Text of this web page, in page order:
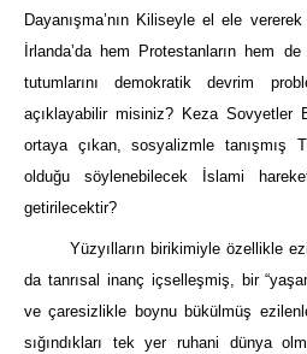
Dayanışma’nın Kiliseyle el ele
İrlanda’da hem Protestanların hem
tutumlarını demokratik devrim
açıklayabilir misiniz? Keza Sovyetler
ortaya çıkan, sosyalizmle tanışmış
olduğu söylenebilecek İslami
getirilecektir?
Yüzyılların birikimiyle özellikle
da tanrısal inanç içselleşmiş, bir
ve çaresizlikle boynu bükülmüş
sığındıkları tek yer ruhani dünya